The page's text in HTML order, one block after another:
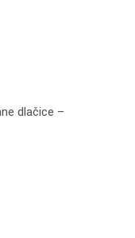
dlačice –